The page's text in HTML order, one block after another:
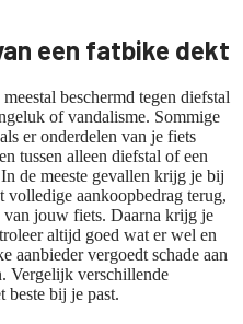
een fatbike dekt
beschermd tegen diefstal
of vandalisme. Sommige
er onderdelen van je fiets
tussen alleen diefstal of een
de meeste gevallen krijg je bij
volledige aankoopbedrag terug,
van jouw fiets. Daarna krijg je
altijd goed wat er wel en
aanbieder vergoedt schade aan
Vergelijk verschillende
beste bij je past.